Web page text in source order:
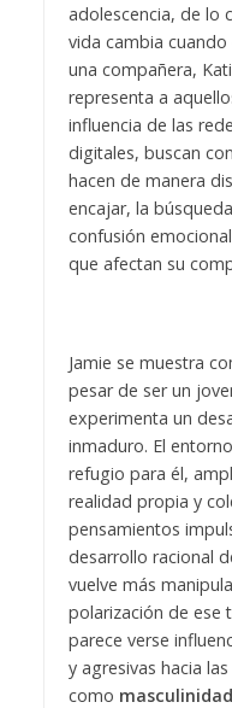
adolescencia, de lo
vida cambia
una compañera,
representa a
influencia de las
digitales, buscan
hacen de manera
encajar, la
confusión
que afectan su
Jamie se muestra
pesar de ser un
experimenta un
inmaduro. El
refugio para él,
realidad propia y
pensamientos
desarrollo racional
vuelve más
polarización de ese
parece verse
y agresivas hacia
como